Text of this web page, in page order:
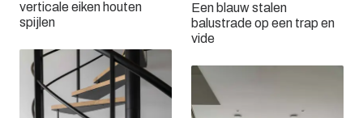
verticale eiken houten
spijlen
Een blauw stalen
balustrade op een trap en
vide